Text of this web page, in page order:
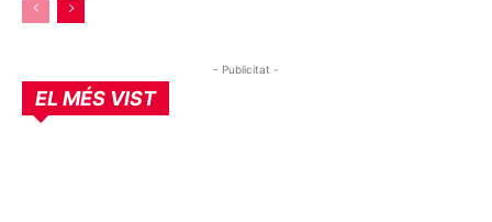
- Publicitat -
EL MÉS VIST